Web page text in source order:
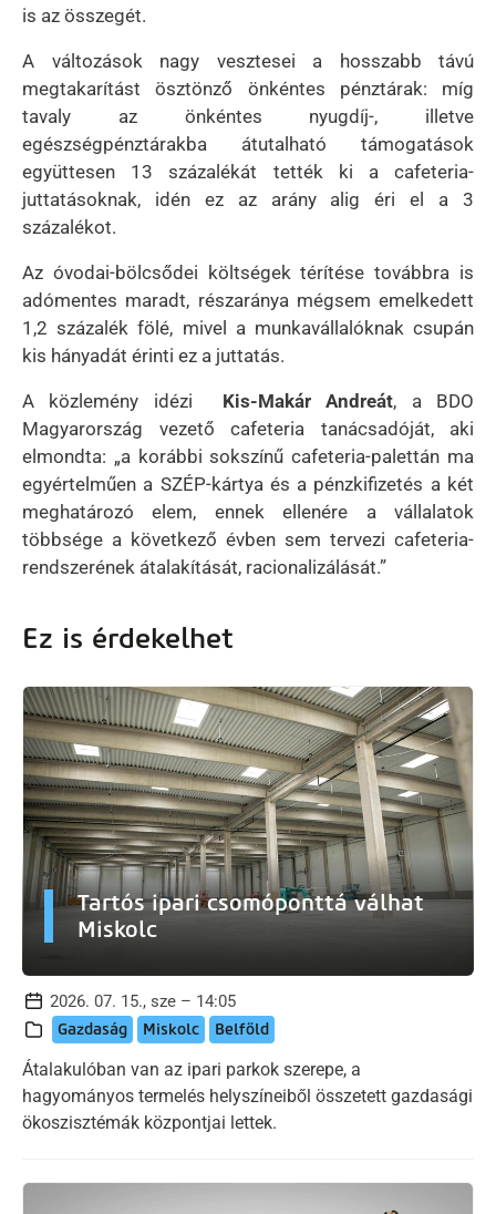
is az összegét.
A változások nagy vesztesei a hosszabb távú
megtakarítást ösztönző önkéntes pénztárak: míg
tavaly az önkéntes nyugdíj-, illetve
egészségpénztárakba átutalható támogatások
együttesen 13 százalékát tették ki a cafeteria-
juttatásoknak, idén ez az arány alig éri el a 3
százalékot.
Az óvodai-bölcsődei költségek térítése továbbra is
adómentes maradt, részaránya mégsem emelkedett
1,2 százalék fölé, mivel a munkavállalóknak csupán
kis hányadát érinti ez a juttatás.
A közlemény idézi Kis-Makár Andreát, a BDO
Magyarország vezető cafeteria tanácsadóját, aki
elmondta: „a korábbi sokszínű cafeteria-palettán ma
egyértelműen a SZÉP-kártya és a pénzkifizetés a két
meghatározó elem, ennek ellenére a vállalatok
többsége a következő évben sem tervezi cafeteria-
rendszerének átalakítását, racionalizálását.”
Ez is érdekelhet
Tartós ipari csomóponttá válhat
Miskolc
2026. 07. 15., sze – 14:05
Gazdaság Miskolc Belföld
Átalakulóban van az ipari parkok szerepe, a
hagyományos termelés helyszíneiből összetett gazdasági
ökoszisztémák központjai lettek.